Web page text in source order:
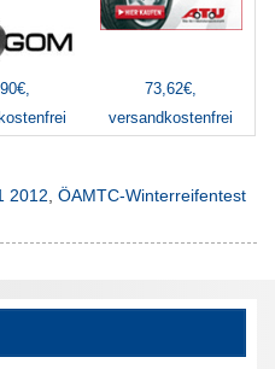
73,62€,
versandkostenfrei
2012,ÖAMTC-Winterreifentest